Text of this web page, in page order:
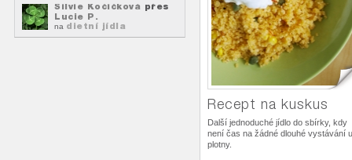
Silvie Kočičková přes
Lucie P.
na dietní jídla
Recept na kuskus
Další jednoduché jídlo do sbírky, kdy
není čas na žádné dlouhé vystávání u
plotny.